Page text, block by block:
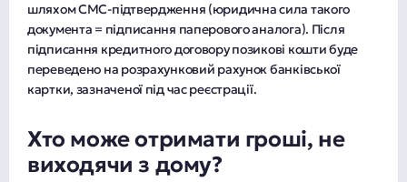
шляхом СМС-підтвердження (юридична сила такого
документа = підписання паперового аналога). Після
підписання кредитного договору позикові кошти буде
переведено на розрахунковий рахунок банківської
картки, зазначеної під час реєстрації.
Хто може отримати гроші, не
виходячи з дому?